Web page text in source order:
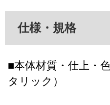
仕様・規格
■本体材質・仕上・
タリック）